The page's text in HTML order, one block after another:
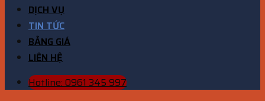
DỊCH VỤ
TIN TỨC
BẢNG GIÁ
LIÊN HỆ
Hotline: 0961 345 997